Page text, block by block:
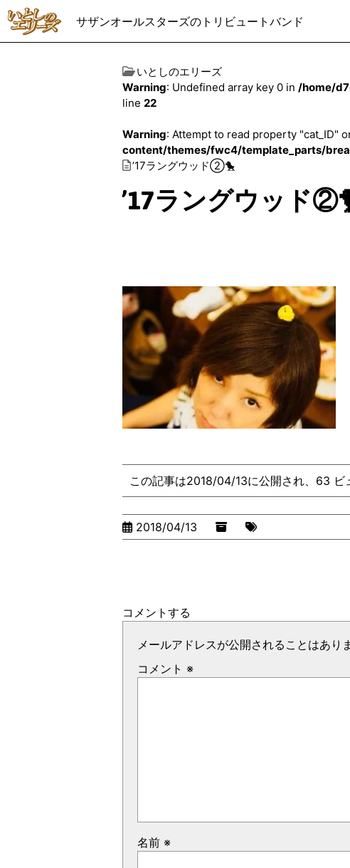
サザンオールスターズのトリビュートバンド
いとしのエリーズ
Warning: Undefined array key 0 in /home/
line 22
Warning: Attempt to read property "cat_ID"
content/themes/fwc4/template_parts/
’17ラングウッド②🐤
’17ラングウッド
この記事は2018/04/13に公開され、63 ビ
2018/04/13
コメントする
メールアドレスが公開されることはあり
コメント ※
名前 ※